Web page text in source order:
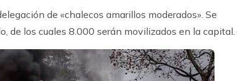
de «chalecos amarillos moderados». Se
de los cuales 8.000 serán movilizados en la capital.